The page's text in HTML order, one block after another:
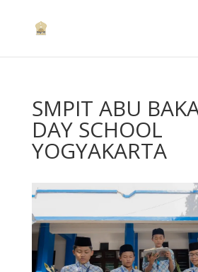
SMPIT ABU
DAY SCHOOL
YOGYAKARTA